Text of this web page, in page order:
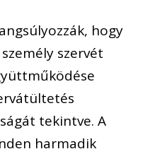
hogy
szervét
tekintve. A
harmadik